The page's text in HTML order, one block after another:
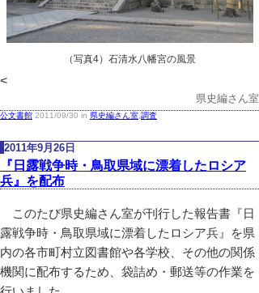
（写真4）石清水八幡宮の風景
<
県史編さん室
公文書館 2011/09/30 in 県史編さん室 調査
2011年9月26日
『日露戦争時・鳥取県域に漂着したロシア
兵』を配布
このたび県史編さん室が刊行した報告書『日
露戦争時・鳥取県域に漂着したロシア兵』を県
内の各市町村立図書館や各学校、その他の関係
機関に配布するため、袋詰め・郵送等の作業を